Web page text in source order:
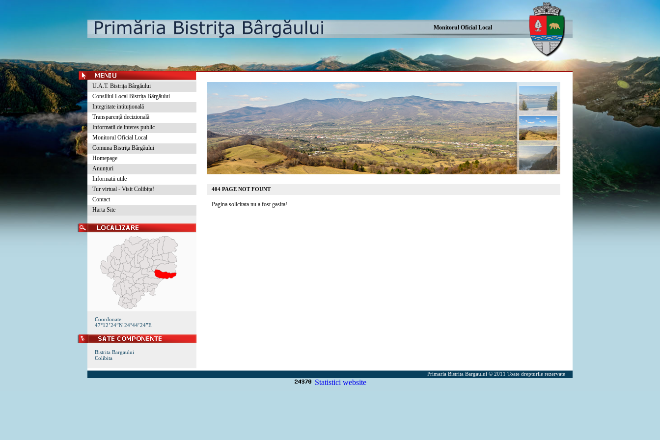
Monitorul Oficial Local
U.A.T. Bistrița Bârgăului
Consiliul Local Bistrița Bârgăului
Integritate intituțională
Transparență decizională
Informatii de interes public
Monitorul Oficial Local
Comuna Bistriţa Bârgăului
Homepage
Anunțuri
Informatii utile
Tur virtual - Visit Colibița!
Contact
Harta Site
Coordonate:
47°12’24”N 24°44’24”E
Bistrita Bargaului
Colibita
404 PAGE NOT FOUNT
Pagina solicitata nu a fost gasita!
Primaria Bistrita Bargaului © 2011 Toate drepturile rezervate
Statistici website